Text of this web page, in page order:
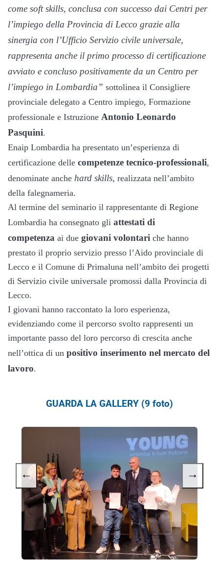
come soft skills, conclusa con successo dai Centri per
l’impiego della Provincia di Lecco grazie alla
sinergia con l’Ufficio Servizio civile universale,
rappresenta anche il primo processo di certificazione
avviato e concluso positivamente da un Centro per
l’impiego in Lombardia” sottolinea il Consigliere
provinciale delegato a Centro impiego, Formazione
professionale e Istruzione Antonio Leonardo
Pasquini.
Enaip Lombardia ha presentato un’esperienza di
certificazione delle competenze tecnico-professionali,
denominate anche hard skills, realizzata nell’ambito
della falegnameria.
Al termine del seminario il rappresentante di Regione
Lombardia ha consegnato gli attestati di
competenza ai due giovani volontari che hanno
prestato il proprio servizio presso l’Aido provinciale di
Lecco e il Comune di Primaluna nell’ambito dei progetti
di Servizio civile universale promossi dalla Provincia di
Lecco.
I giovani hanno raccontato la loro esperienza,
evidenziando come il percorso svolto rappresenti un
importante passo del loro percorso di crescita anche
nell’ottica di un positivo inserimento nel mercato del
lavoro.
GUARDA LA GALLERY (9 foto)
← →